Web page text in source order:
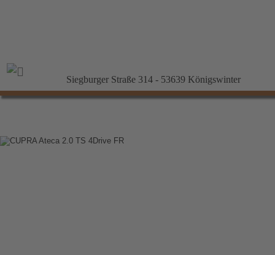
Siegburger Straße 314 - 53639 Königswinter